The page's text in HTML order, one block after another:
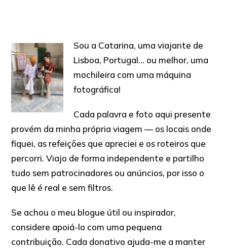
Sou a Catarina, uma viajante de
Lisboa, Portugal… ou melhor, uma
mochileira com uma máquina
fotográfica!
Cada palavra e foto aqui presente
provém da minha própria viagem — os locais onde
fiquei, as refeições que apreciei e os roteiros que
percorri. Viajo de forma independente e partilho
tudo sem patrocinadores ou anúncios, por isso o
que lê é real e sem filtros.
Se achou o meu blogue útil ou inspirador,
considere apoiá-lo com uma pequena
contribuição. Cada donativo ajuda-me a manter